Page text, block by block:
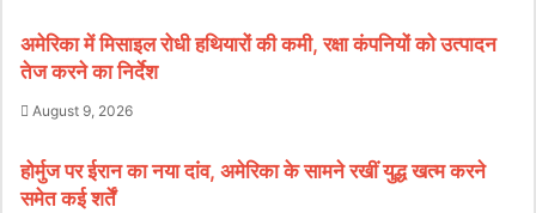
अमेरिका में मिसाइल रोधी हथियारों की कमी, रक्षा कंपनियों को उत्पादन
तेज करने का निर्देश
August 9, 2026
होर्मुज पर ईरान का नया दांव, अमेरिका के सामने रखीं युद्ध खत्म करने
समेत कई शर्तें